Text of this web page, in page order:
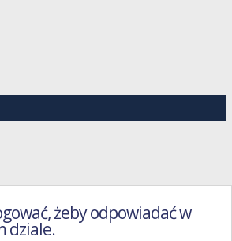
żeby odpowiadać w
dziale.